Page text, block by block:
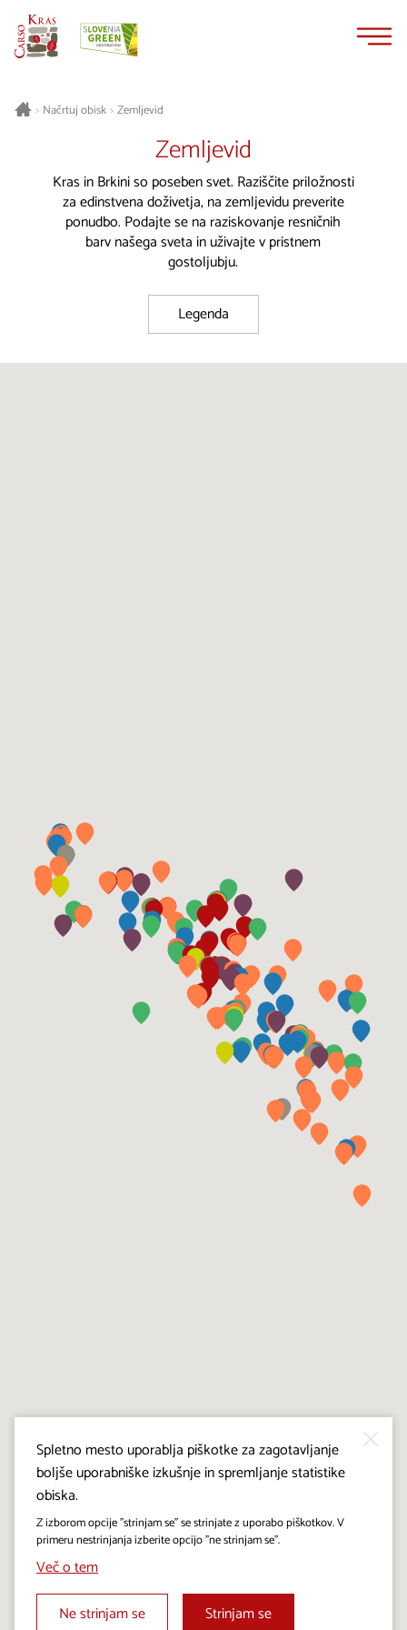
> Načrtuj obisk> Zemljevid
Zemljevid
Kras in Brkini so poseben svet. Raziščite priložnosti
za edinstvena doživetja, na zemljevidu preverite
ponudbo. Podajte se na raziskovanje resničnih
barv našega sveta in uživajte v pristnem
gostoljubju.
Legenda
Spletno mesto uporablja piškotke za zagotavljanje
boljše uporabniške izkušnje in spremljanje statistike
obiska.
Z izborom opcije "strinjam se" se strinjate z uporabo piškotkov. V
primeru nestrinjanja izberite opcijo "ne strinjam se".
Več o tem
Ne strinjam se
Strinjam se